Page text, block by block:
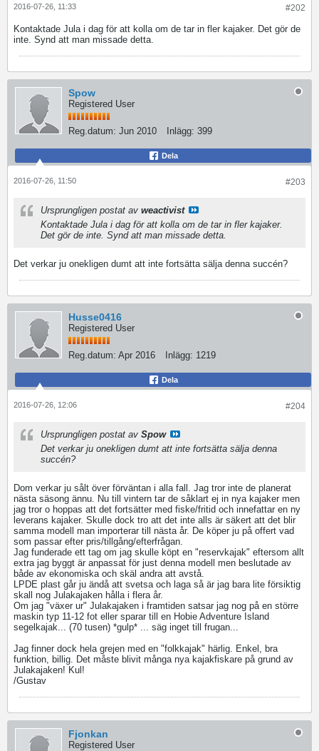
#202
2016-07-26, 11:33
Kontaktade Jula i dag för att kolla om de tar in fler kajaker. Det gör de
inte. Synd att man missade detta.
Spow
Registered User
Reg.datum: Jun 2010 Inlägg: 399
Dela
#203
2016-07-26, 11:50
Ursprungligen postat av weactivist
Kontaktade Jula i dag för att kolla om de tar in fler kajaker.
Det gör de inte. Synd att man missade detta.
Det verkar ju onekligen dumt att inte fortsätta sälja denna succén?
Husse0416
Registered User
Reg.datum: Apr 2016 Inlägg: 1219
Dela
#204
2016-07-26, 12:06
Ursprungligen postat av Spow
Det verkar ju onekligen dumt att inte fortsätta sälja denna
succén?
Dom verkar ju sålt över förväntan i alla fall. Jag tror inte de planerat
nästa säsong ännu. Nu till vintern tar de såklart ej in nya kajaker men
jag tror o hoppas att det fortsätter med fiske/fritid och innefattar en ny
leverans kajaker. Skulle dock tro att det inte alls är säkert att det blir
samma modell man importerar till nästa år. De köper ju på offert vad
som passar efter pris/tillgång/efterfrågan.
Jag funderade ett tag om jag skulle köpt en "reservkajak" eftersom allt
extra jag byggt är anpassat för just denna modell men beslutade av
både av ekonomiska och skäl andra att avstå.
LPDE plast går ju ändå att svetsa och laga så är jag bara lite försiktig
skall nog Julakajaken hålla i flera år.
Om jag "växer ur" Julakajaken i framtiden satsar jag nog på en större
maskin typ 11-12 fot eller sparar till en Hobie Adventure Island
segelkajak... (70 tusen) *gulp* ... säg inget till frugan...
Jag finner dock hela grejen med en "folkkajak" härlig. Enkel, bra
funktion, billig. Det måste blivit många nya kajakfiskare på grund av
Julakajaken! Kul!
/Gustav
Fjonkan
Registered User